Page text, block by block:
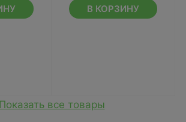
В КОРЗИНУ
Показать все товары